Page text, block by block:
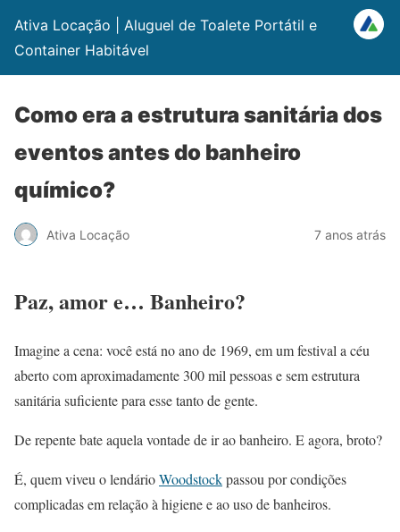
Ativa Locação | Aluguel de Toalete Portátil e
Container Habitável
Como era a estrutura sanitária dos
eventos antes do banheiro
químico?
Ativa Locação 7 anos atrás
Paz, amor e… Banheiro?
Imagine a cena: você está no ano de 1969, em um festival a céu
aberto com aproximadamente 300 mil pessoas e sem estrutura
sanitária suficiente para esse tanto de gente.
De repente bate aquela vontade de ir ao banheiro. E agora, broto?
É, quem viveu o lendárioWoodstockpassou por condições
complicadas em relação à higiene e ao uso de banheiros.